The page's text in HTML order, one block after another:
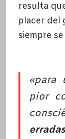
resulta
placer del
siempre
«para
pior